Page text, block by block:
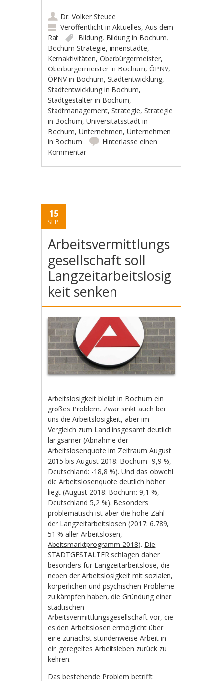
Dr. Volker Steude
Veröffentlicht inAktuelles,Aus dem
Rat
Bildung, Bildung in Bochum,
Bochum Strategie,innenstädte,
Kernaktivitäten,Oberbürgermeister,
Oberbürgermeister in Bochum,ÖPNV,
ÖPNV in Bochum,Stadtentwicklung,
Stadtentwicklung in Bochum,
Stadtgestalter in Bochum,
Stadtmanagement,Strategie,Strategie
in Bochum,Universitätsstadt in
Bochum,Unternehmen,Unternehmen
in Bochum
Hinterlasse einen
Kommentar
15
SEP.
Arbeitsvermittlungs
gesellschaft soll
Langzeitarbeitslosig
keit senken
Arbeitslosigkeit bleibt in Bochum ein
großes Problem. Zwar sinkt auch bei
uns die Arbeitslosigkeit, aber im
Vergleich zum Land insgesamt deutlich
langsamer (Abnahme der
Arbeitslosenquote im Zeitraum August
2015 bis August 2018: Bochum -9,9 %,
Deutschland: -18,8 %). Und das obwohl
die Arbeitslosenquote deutlich höher
liegt (August 2018: Bochum: 9,1 %,
Deutschland 5,2 %). Besonders
problematisch ist aber die hohe Zahl
der Langzeitarbeitslosen (2017: 6.789,
51 % aller Arbeitslosen,
Abeitsmarktprogramm 2018). Die
STADTGESTALTER schlagen daher
besonders für Langzeitarbeitslose, die
neben der Arbeitslosigkeit mit sozialen,
körperlichen und psychischen Probleme
zu kämpfen haben, die Gründung einer
städtischen
Arbeitsvermittlungsgesellschaft vor, die
es den Arbeitslosen ermöglicht über
eine zunächst stundenweise Arbeit in
ein geregeltes Arbeitsleben zurück zu
kehren.
Das bestehende Problem betrifft